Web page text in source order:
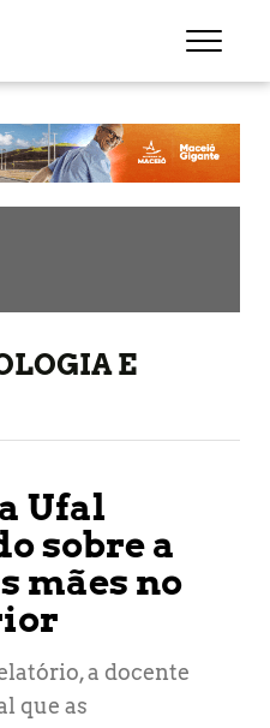
E
Ufal
sobre a
mães no
a docente
que as